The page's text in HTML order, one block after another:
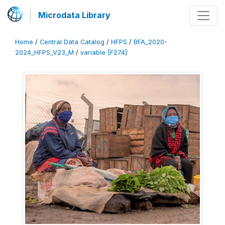
Microdata Library
Home / Central Data Catalog / HFPS / BFA_2020-
2024_HFPS_V23_M / variable [F274]